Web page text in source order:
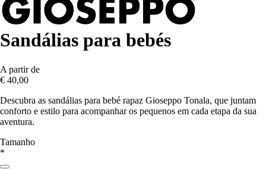
Sandálias para bebés
A partir de
€ 40,00
Descubra as sandálias para bebé rapaz Gioseppo Tonala, que juntam
conforto e estilo para acompanhar os pequenos em cada etapa da sua
aventura.
Tamanho
*